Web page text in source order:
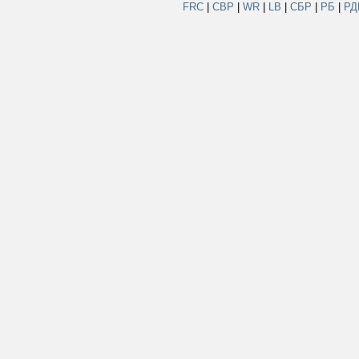
FRC СВР WR LB СБР РБ